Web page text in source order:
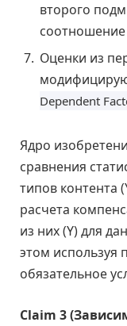
второго
Оценки из
Dependent
Ядро
сравнения
типов контента
расчета
из них (Y) для
этом используя
обязательное
Claim 3